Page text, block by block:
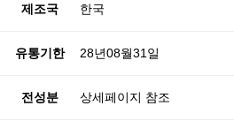
제조국 한국
유통기한 28년08월31일
전성분 상세페이지 참조